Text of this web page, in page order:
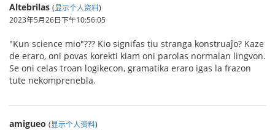
Altebrilas (显示个人资料)
2023年5月26日下午10:56:05
"Kun science mio"??? Kio signifas tiu stranga konstruaĵo? Kaze
de eraro, oni povas korekti kiam oni parolas normalan lingvon.
Se oni celas troan logikecon, gramatika eraro igas la frazon
tute nekomprenebla.
amigueo (显示个人资料)